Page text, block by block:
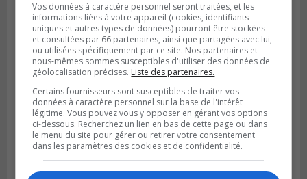
Vos données à caractère personnel seront traitées, et les
informations liées à votre appareil (cookies, identifiants
uniques et autres types de données) pourront être stockées
et consultées par 66 partenaires, ainsi que partagées avec lui,
ou utilisées spécifiquement par ce site. Nos partenaires et
nous-mêmes sommes susceptibles d'utiliser des données de
géolocalisation précises. Liste des partenaires.
Certains fournisseurs sont susceptibles de traiter vos
données à caractère personnel sur la base de l'intérêt
légitime. Vous pouvez vous y opposer en gérant vos options
ci-dessous. Recherchez un lien en bas de cette page ou dans
le menu du site pour gérer ou retirer votre consentement
dans les paramètres des cookies et de confidentialité.